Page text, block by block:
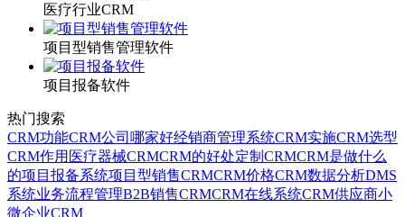
医疗行业CRM
项目型销售管理软件
项目报备软件
热门搜索
CRM功能CRM公司哪家好经销商管理系统CRM实施CRM选型
CRM作用 医疗器械CRMCRM的好处定制CRMCRM是做什么
的项目报备系统项目型销售CRMCRM价格CRM数据分析DMS
系统业务流程管理B2B销售CRMCRM在线系统CRM供应商小
微企业CRM